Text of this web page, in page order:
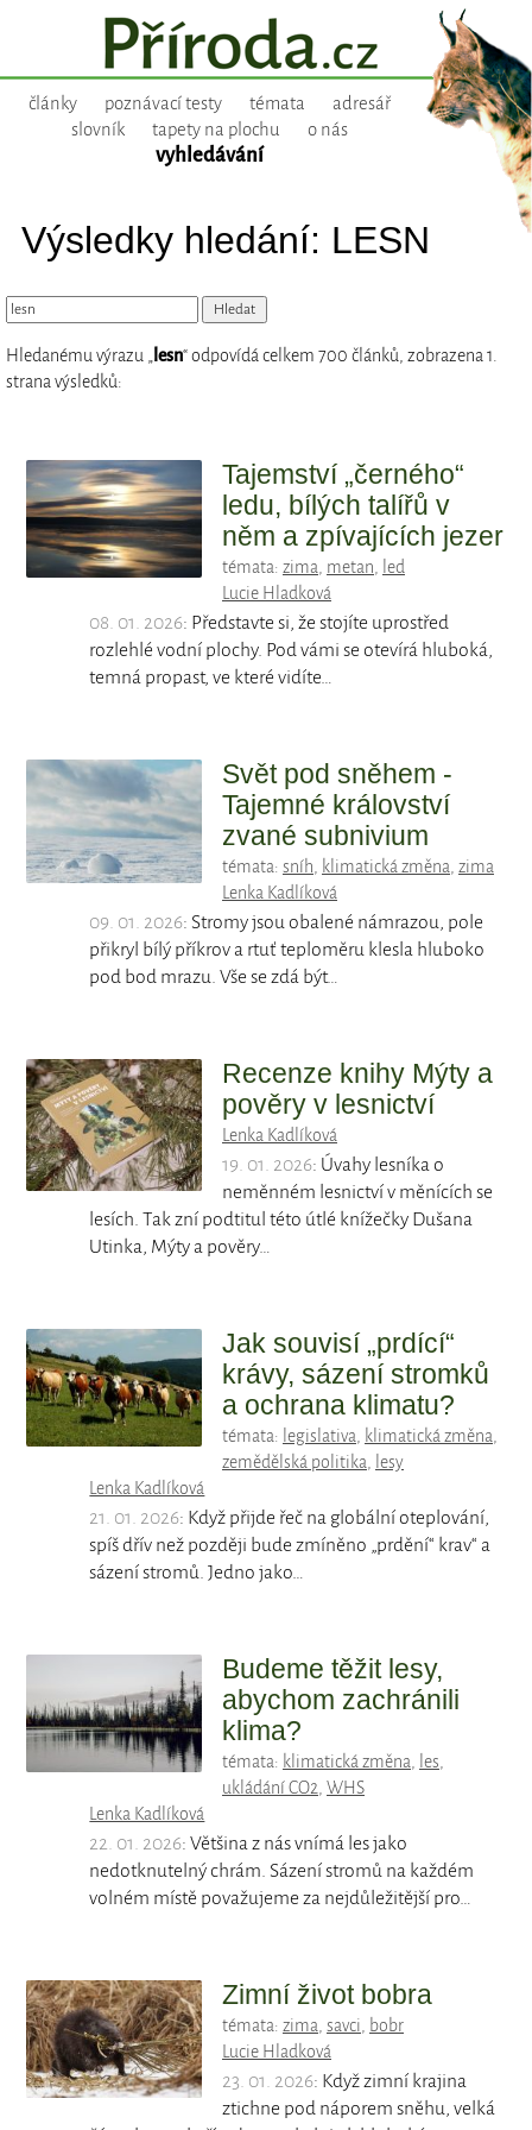
články poznávací testy témata
adresář
slovník
tapety na plochu o nás
vyhledávání
Výsledky hledání: LESN
Hledanému výrazu „lesn“ odpovídá celkem 700 článků, zobrazena 1.
strana výsledků:
Tajemství „černého“
ledu, bílých talířů v
něm a zpívajících jezer
témata: zima, metan, led
Lucie Hladková
08. 01. 2026: Představte si, že stojíte uprostřed
rozlehlé vodní plochy. Pod vámi se otevírá hluboká,
temná propast, ve které vidíte…
Svět pod sněhem -
Tajemné království
zvané subnivium
témata: sníh, klimatická změna, zima
Lenka Kadlíková
09. 01. 2026: Stromy jsou obalené námrazou, pole
přikryl bílý příkrov a rtuť teploměru klesla hluboko
pod bod mrazu. Vše se zdá být…
Recenze knihy Mýty a
pověry v lesnictví
Lenka Kadlíková
19. 01. 2026: Úvahy lesníka o
neměnném lesnictví v měnících se
lesích. Tak zní podtitul této útlé knížečky Dušana
Utinka, Mýty a pověry…
Jak souvisí „prdící“
krávy, sázení stromků
a ochrana klimatu?
témata: legislativa, klimatická změna,
zemědělská politika, lesy
Lenka Kadlíková
21. 01. 2026: Když přijde řeč na globální oteplování,
spíš dřív než později bude zmíněno „prdění“ krav“ a
sázení stromů. Jedno jako…
Budeme těžit lesy,
abychom zachránili
klima?
témata: klimatická změna, les,
ukládání CO2, WHS
Lenka Kadlíková
22. 01. 2026: Většina z nás vnímá les jako
nedotknutelný chrám. Sázení stromů na každém
volném místě považujeme za nejdůležitější pro…
Zimní život bobra
témata: zima, savci, bobr
Lucie Hladková
23. 01. 2026: Když zimní krajina
ztichne pod náporem sněhu, velká